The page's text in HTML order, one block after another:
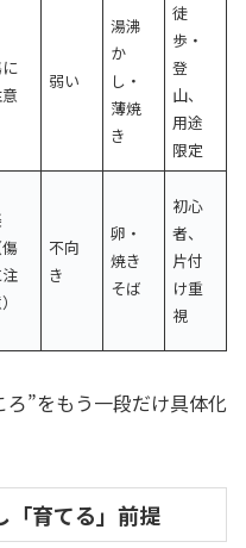
弱い
湯沸
か
し・
薄焼
き
徒
歩・
登
山、
用途
限定
傷
不向
き
卵・
焼き
そば
初心
者、
片付
け重
視
”をもう一段だけ具体化
「育てる」前提